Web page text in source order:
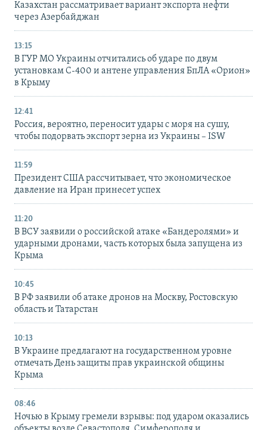
Казахстан рассматривает вариант экспорта нефти
через Азербайджан
13:15
В ГУР МО Украины отчитались об ударе по двум
установкам С-400 и антене управления БпЛА «Орион»
в Крыму
12:41
Россия, вероятно, переносит удары с моря на сушу,
чтобы подорвать экспорт зерна из Украины – ISW
11:59
Президент США рассчитывает, что экономическое
давление на Иран принесет успех
11:20
В ВСУ заявили о российской атаке «Бандеролями» и
ударными дронами, часть которых была запущена из
Крыма
10:45
В РФ заявили об атаке дронов на Москву, Ростовскую
область и Татарстан
10:13
В Украине предлагают на государственном уровне
отмечать День защиты прав украинской общины
Крыма
08:46
Ночью в Крыму гремели взрывы: под ударом оказались